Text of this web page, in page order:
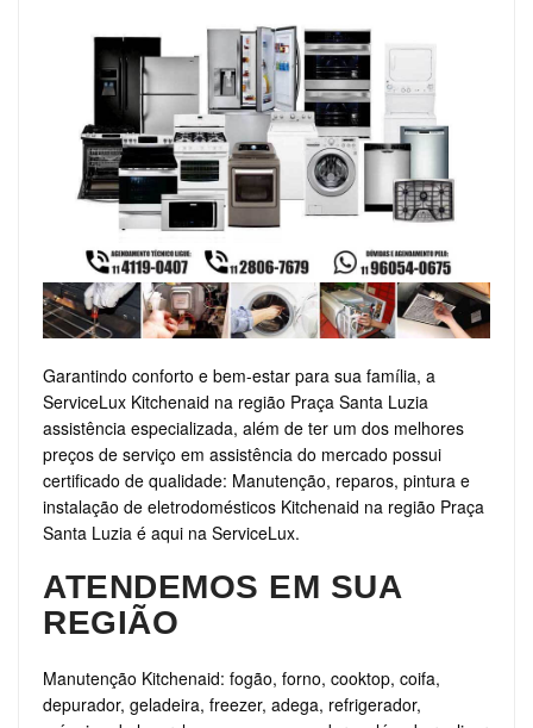
Garantindo conforto e bem-estar para sua família, a
ServiceLux Kitchenaid na região Praça Santa Luzia
assistência especializada, além de ter um dos melhores
preços de serviço em assistência do mercado possui
certificado de qualidade: Manutenção, reparos, pintura e
instalação de eletrodomésticos Kitchenaid na região Praça
Santa Luzia é aqui na ServiceLux.
ATENDEMOS EM SUA
REGIÃO
Manutenção Kitchenaid: fogão, forno, cooktop, coifa,
depurador, geladeira, freezer, adega, refrigerador,